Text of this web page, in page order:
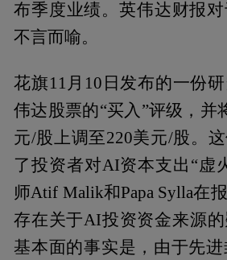
布季度业绩。英伟达财报
不言而喻。
花旗11月10日发布的一份
伟达股票的“买入”评级，并
元/股上调至220美元/股。
了投资者对AI资本支出“虚
师Atif Malik和Papa Sylla在
存在关于AI投资资金来源
基本面的事实是，由于先进